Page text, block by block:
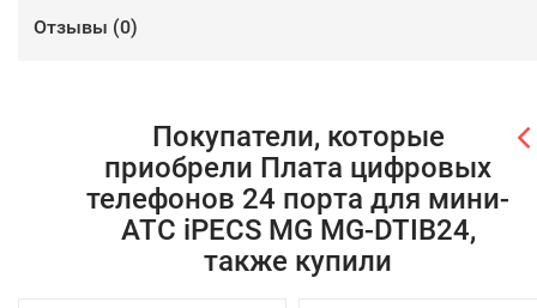
Отзывы (0)
Покупатели, которые
приобрели Плата цифровых
телефонов 24 порта для мини-
АТС iPECS MG MG-DTIB24,
также купили